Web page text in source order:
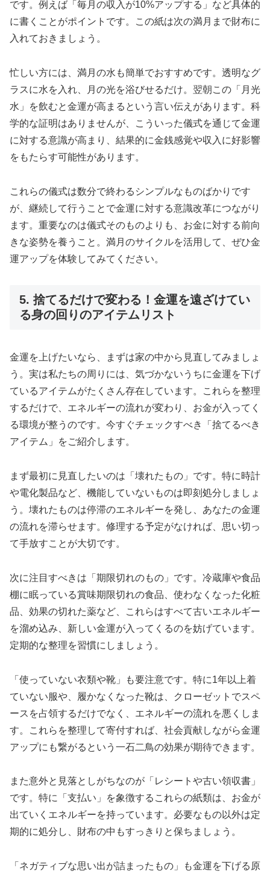
です。例えば「毎月の収入が10%アップする」など具体的
に書くことがポイントです。この紙は次の満月まで財布に
入れておきましょう。
忙しい方には、満月の水も簡単でおすすめです。透明なグ
ラスに水を入れ、月の光を浴びせるだけ。翌朝この「月光
水」を飲むと金運が高まるという言い伝えがあります。科
学的な証明はありませんが、こういった儀式を通じて金運
に対する意識が高まり、結果的に金銭感覚や収入に好影響
をもたらす可能性があります。
これらの儀式は数分で終わるシンプルなものばかりです
が、継続して行うことで金運に対する意識改革につながり
ます。重要なのは儀式そのものよりも、お金に対する前向
きな姿勢を養うこと。満月のサイクルを活用して、ぜひ金
運アップを体験してみてください。
5. 捨てるだけで変わる！金運を遠ざけてい
る身の回りのアイテムリスト
金運を上げたいなら、まずは家の中から見直してみましょ
う。実は私たちの周りには、気づかないうちに金運を下げ
ているアイテムがたくさん存在しています。これらを整理
するだけで、エネルギーの流れが変わり、お金が入ってく
る環境が整うのです。今すぐチェックすべき「捨てるべき
アイテム」をご紹介します。
まず最初に見直したいのは「壊れたもの」です。特に時計
や電化製品など、機能していないものは即刻処分しましょ
う。壊れたものは停滞のエネルギーを発し、あなたの金運
の流れを滞らせます。修理する予定がなければ、思い切っ
て手放すことが大切です。
次に注目すべきは「期限切れのもの」です。冷蔵庫や食品
棚に眠っている賞味期限切れの食品、使わなくなった化粧
品、効果の切れた薬など、これらはすべて古いエネルギー
を溜め込み、新しい金運が入ってくるのを妨げています。
定期的な整理を習慣にしましょう。
「使っていない衣類や靴」も要注意です。特に1年以上着
ていない服や、履かなくなった靴は、クローゼットでスペ
ースを占領するだけでなく、エネルギーの流れを悪くしま
す。これらを整理して寄付すれば、社会貢献しながら金運
アップにも繋がるという一石二鳥の効果が期待できます。
また意外と見落としがちなのが「レシートや古い領収書」
です。特に「支払い」を象徴するこれらの紙類は、お金が
出ていくエネルギーを持っています。必要なもの以外は定
期的に処分し、財布の中もすっきりと保ちましょう。
「ネガティブな思い出が詰まったもの」も金運を下げる原